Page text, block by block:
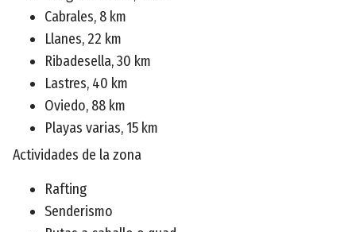
Cabrales, 8 km
Llanes, 22 km
Ribadesella, 30 km
Lastres, 40 km
Oviedo, 88 km
Playas varias, 15 km
Actividades de la zona
Rafting
Senderismo